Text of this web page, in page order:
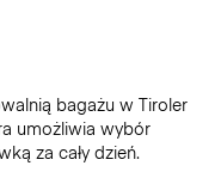
bagażu w Tiroler
umożliwia wybór
za cały dzień.